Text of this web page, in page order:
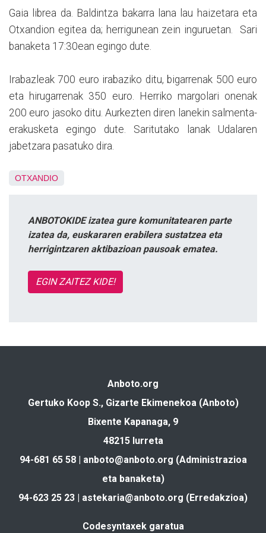
Gaia librea da. Baldintza bakarra lana lau haizetara eta
Otxandion egitea da; herrigunean zein inguruetan. Sari
banaketa 17:30ean egingo dute.
Irabazleak 700 euro irabaziko ditu, bigarrenak 500 euro
eta hirugarrenak 350 euro. Herriko margolari onenak
200 euro jasoko ditu. Aurkezten diren lanekin salmenta-
erakusketa egingo dute. Saritutako lanak Udalaren
jabetzara pasatuko dira.
OTXANDIO
ANBOTOKIDE izatea gure komunitatearen parte
izatea da, euskararen erabilera sustatzea eta
herrigintzaren aktibazioan pausoak ematea.
EGIN ZAITEZ KIDE!
Anboto.org
Gertuko Koop S., Gizarte Ekimenekoa (Anboto)
Bixente Kapanaga, 9
48215 Iurreta
94-681 65 58 | anboto@anboto.org (Administrazioa
eta banaketa)
94-623 25 23 | astekaria@anboto.org (Erredakzioa)
Codesyntaxek garatua